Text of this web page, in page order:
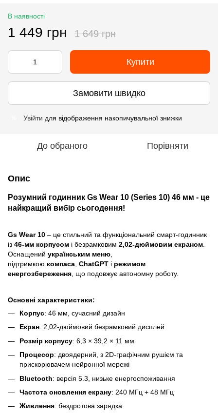
В наявності
1 449 грн 1 649 грн
Купити
Замовити швидко
Увійти для відображення накопичувальної знижки
До обраного Порівняти
Опис
Розумний годинник Gs Wear 10 (Series 10) 46 мм - це
найкращий вибір сьогодення!
Gs Wear 10 – це стильний та функціональний смарт-годинник
із 46-мм корпусом і безрамковим 2,02-дюймовим екраном
Оснащений українським меню
підтримкою компаса ChatGPT і режимом
енергозбереження , що подовжує автономну роботу.
Основні характеристики:
Корпус: 46 мм, сучасний дизайн
Екран: 2,02-дюймовий безрамковий дисплей
Розмір корпусу: 6,3 × 39,2 × 11 мм
Процесор: двоядерний, з 2D-графічним рушієм та
прискорювачем нейронної мережі
Bluetooth: версія 5.3, низьке енергоспоживання
Частота оновлення екрану: 240 МГц + 48 МГц
Живлення: бездротова зарядка